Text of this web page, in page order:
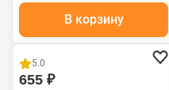
В корзину
Хит продаж
5.0
655 ₽